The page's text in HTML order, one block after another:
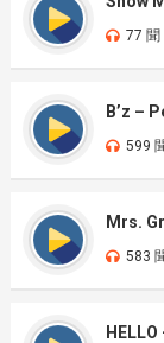
77 聞
B’z –
599
Mrs.
583
HELLO